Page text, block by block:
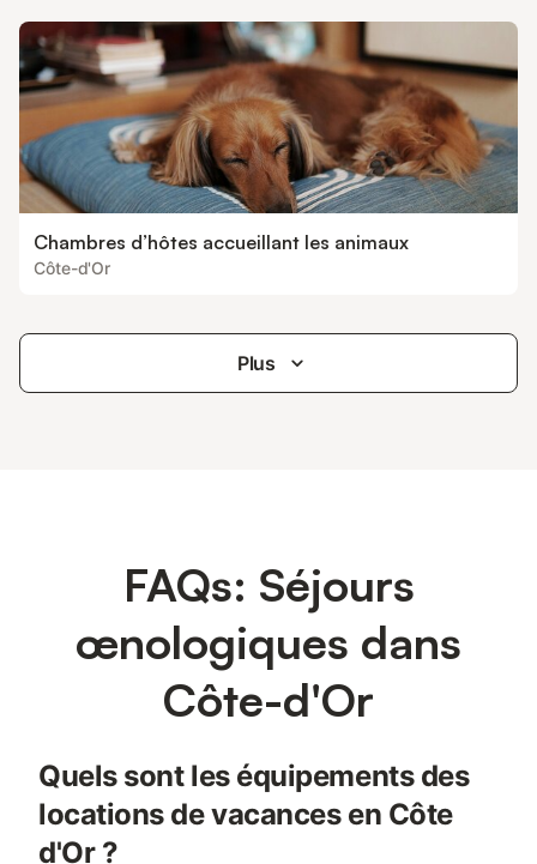
Chambres d’hôtes accueillant les animaux
Côte-d'Or
Plus
FAQs: Séjours
œnologiques dans
Côte-d'Or
Quels sont les équipements des
locations de vacances en Côte
d'Or ?